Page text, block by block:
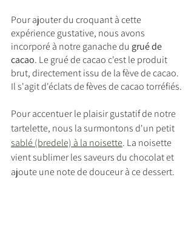
Pour ajouter du croquant à cette
expérience gustative, nous avons
incorporé à notre ganache du grué de
cacao. Le grué de cacao c'est le produit
brut, directement issu de la fève de cacao.
Il s'agit d'éclats de fèves de cacao torréfiés.
Pour accentuer le plaisir gustatif de notre
tartelette, nous la surmontons d'un petit
sablé (bredele) à la noisette. La noisette
vient sublimer les saveurs du chocolat et
ajoute une note de douceur à ce dessert.